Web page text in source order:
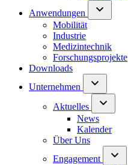
Anwendungen
Mobilität
Industrie
Medizintechnik
Forschungsprojekte
Downloads
Unternehmen
Aktuelles
News
Kalender
Über Uns
Engagement